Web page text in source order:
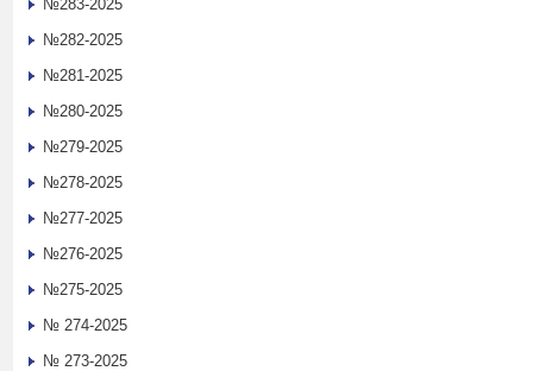
№283-2025
№282-2025
№281-2025
№280-2025
№279-2025
№278-2025
№277-2025
№276-2025
№275-2025
№ 274-2025
№ 273-2025